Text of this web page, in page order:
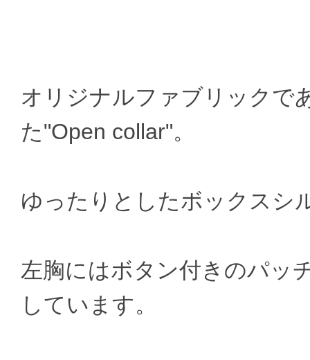
オリジナルファブリックで
た"Open collar"。
ゆったりとしたボックスシ
左胸にはボタン付きのパッ
しています。